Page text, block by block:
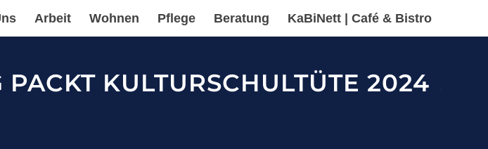
Arbeit Wohnen Pflege Beratung KaBiNett | Café & Bistro
KULTURSCHULTÜTE 2024